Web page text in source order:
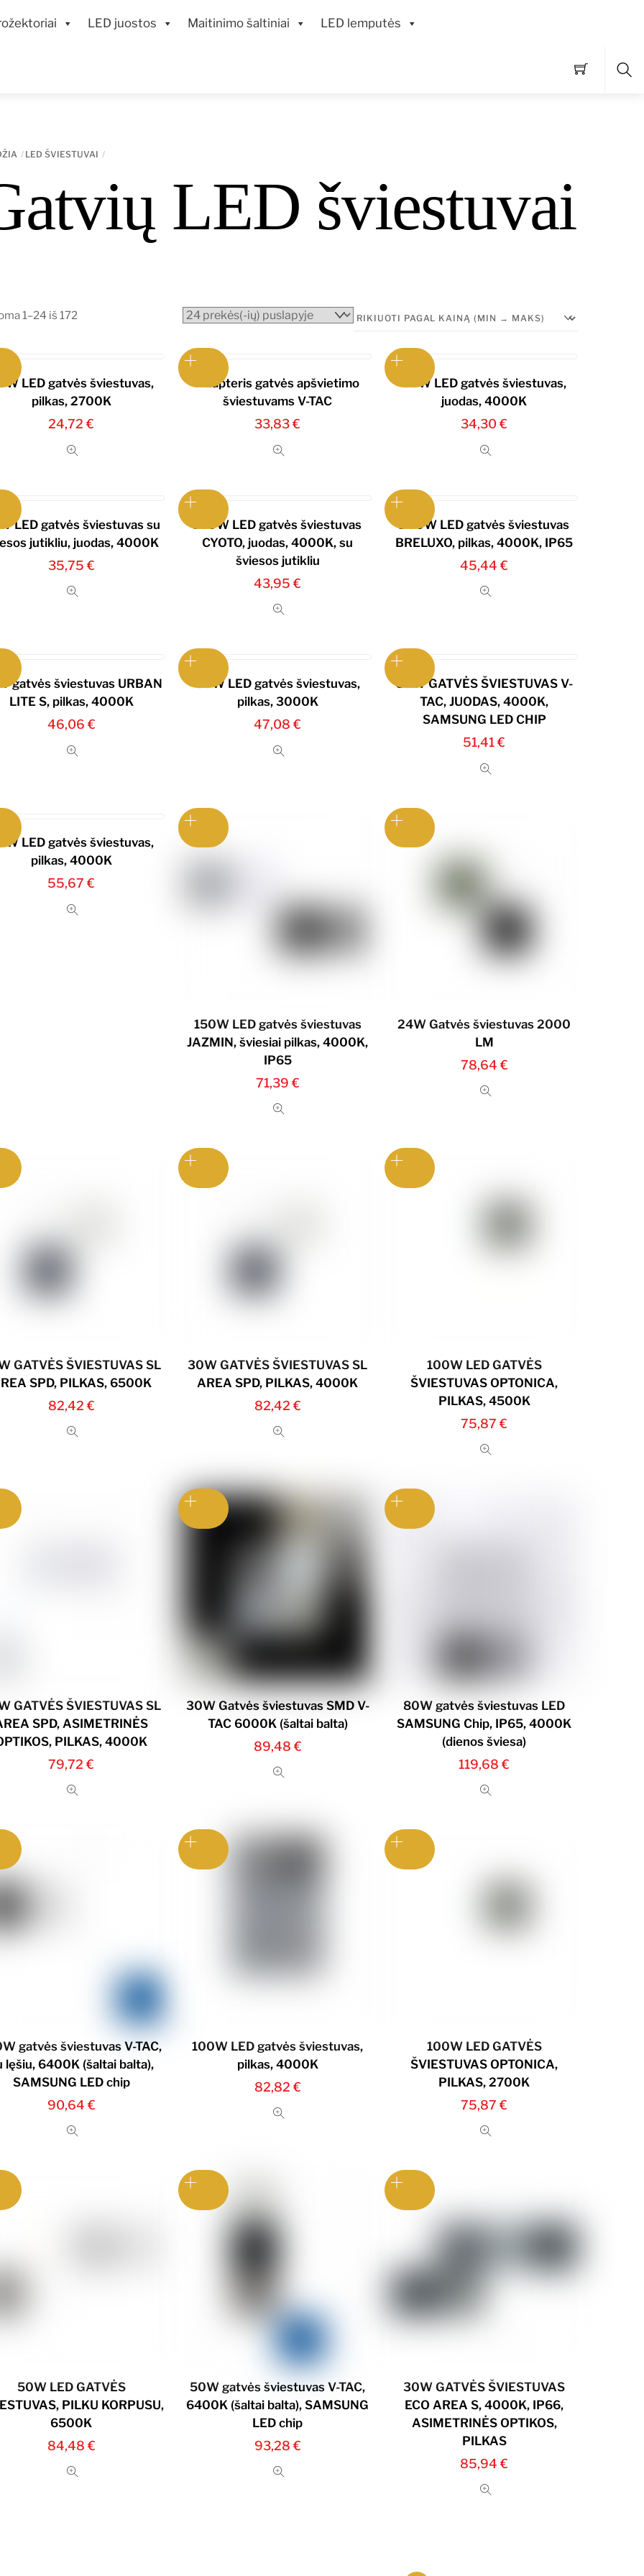
LED juostos Maitinimo šaltiniai LED lemputės
LED ŠVIESTUVAI
LED šviestuvai
1–24 iš 172Rūšiuojama
mažos
didelės
LED gatvės šviestuvas,
pilkas, 2700K
24,72€
Adapteris gatvės apšvietimo
šviestuvams V-TAC
33,83€
30W LED gatvės šviestuvas,
juodas, 4000K
34,30€
LED gatvės šviestuvas su
jutikliu, juodas, 4000K
35,75 €
100W LED gatvės šviestuvas
CYOTO, juodas, 4000K, su
šviesos jutikliu
43,95€
200W LED gatvės šviestuvas
BRELUXO, pilkas, 4000K, IP65
45,44€
gatvės šviestuvas URBAN
LITE S, pilkas, 4000K
46,06 €
50W LED gatvės šviestuvas,
pilkas, 3000K
47,08€
50W GATVĖS ŠVIESTUVAS V-
TAC, JUODAS, 4000K,
SAMSUNG LED CHIP
51,41€
LED gatvės šviestuvas,
pilkas, 4000K
55,67€
150W LED gatvės šviestuvas
JAZMIN, šviesiai pilkas, 4000K,
IP65
71,39 €
24W Gatvės šviestuvas 2000
LM
78,64 €
GATVĖS ŠVIESTUVAS SL
SPD, PILKAS, 6500K
82,42 €
30W GATVĖS ŠVIESTUVAS SL
AREA SPD, PILKAS, 4000K
82,42 €
100W LED GATVĖS
ŠVIESTUVAS OPTONICA,
PILKAS, 4500K
75,87€
GATVĖS ŠVIESTUVAS SL
SPD, ASIMETRINĖS
PILKAS, 4000K
79,72€
30W Gatvės šviestuvas SMD V-
TAC 6000K (šaltai balta)
89,48 €
80W gatvės šviestuvas LED
SAMSUNG Chip, IP65, 4000K
(dienos šviesa)
119,68€
gatvės šviestuvas V-TAC,
lęšiu, 6400K (šaltai balta),
SAMSUNG LED chip
90,64 €
100W LED gatvės šviestuvas,
pilkas, 4000K
82,82 €
100W LED GATVĖS
ŠVIESTUVAS OPTONICA,
PILKAS, 2700K
75,87€
50W LED GATVĖS
PILKU KORPUSU,
6500K
84,48 €
50W gatvės šviestuvas V-TAC,
6400K (šaltai balta), SAMSUNG
LED chip
93,28 €
30W GATVĖS ŠVIESTUVAS
ECO AREA S, 4000K, IP66,
ASIMETRINĖS OPTIKOS,
PILKAS
85,94€